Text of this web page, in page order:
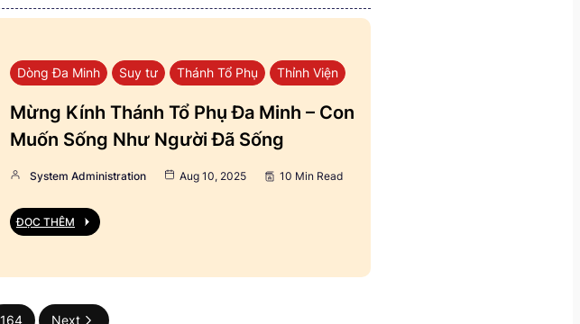
Dòng Đa Minh Suy tư Thánh Tổ Phụ Thỉnh Viện
Mừng Kính Thánh Tổ Phụ Đa Minh – Con
Muốn Sống Như Người Đã Sống
System Administration Aug 10, 2025 10 Min Read
ĐỌC THÊM
164 Next